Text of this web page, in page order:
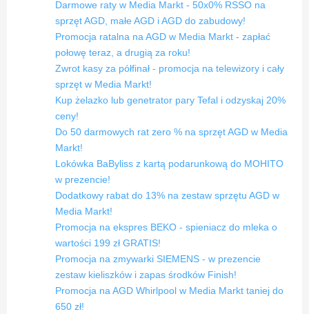
Darmowe raty w Media Markt - 50x0% RSSO na
sprzęt AGD, małe AGD i AGD do zabudowy!
Promocja ratalna na AGD w Media Markt - zapłać
połowę teraz, a drugią za roku!
Zwrot kasy za półfinał - promocja na telewizory i cały
sprzęt w Media Markt!
Kup żelazko lub genetrator pary Tefal i odzyskaj 20%
ceny!
Do 50 darmowych rat zero % na sprzęt AGD w Media
Markt!
Lokówka BaByliss z kartą podarunkową do MOHITO
w prezencie!
Dodatkowy rabat do 13% na zestaw sprzętu AGD w
Media Markt!
Promocja na ekspres BEKO - spieniacz do mleka o
wartości 199 zł GRATIS!
Promocja na zmywarki SIEMENS - w prezencie
zestaw kieliszków i zapas środków Finish!
Promocja na AGD Whirlpool w Media Markt taniej do
650 zł!